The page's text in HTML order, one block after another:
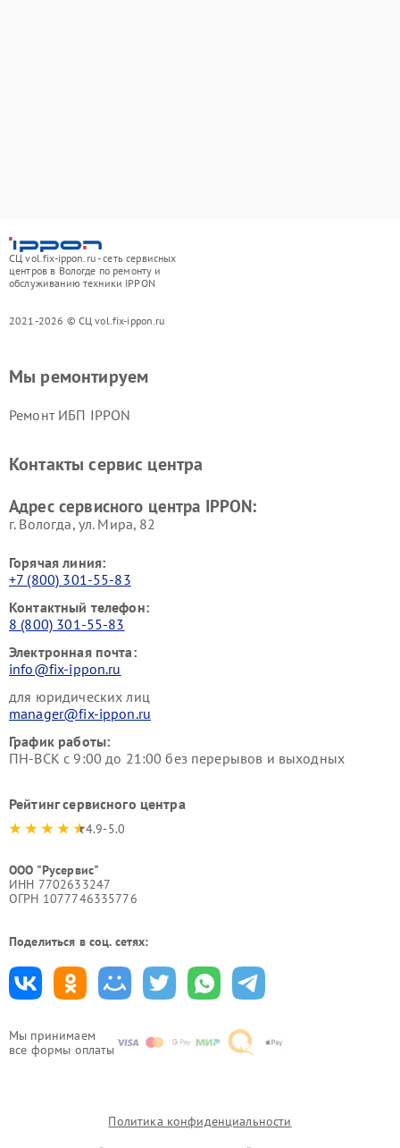
СЦ vol.fix-ippon.ru - сеть сервисных
центров в Вологде по ремонту и
обслуживанию техники IPPON
2021-2026 © СЦ vol.fix-ippon.ru
Мы принимаем
все формы оплаты
Мы ремонтируем
Ремонт ИБП IPPON
Контакты сервис центра
Адрес сервисного центра IPPON:
г. Вологда, ул. Мира, 82
Горячая линия:
+7 (800) 301-55-83
Контактный телефон:
8 (800) 301-55-83
Электронная почта:
info@fix-ippon.ru
для юридических лиц
manager@fix-ippon.ru
График работы:
ПН-ВСК с 9:00 до 21:00 без перерывов и выходных
Рейтинг сервисного центра
4.9-5.0
ООО "Русервис"
ИНН 7702633247
ОГРН 1077746335776
Поделиться в соц. сетях:
Политика конфиденциальности